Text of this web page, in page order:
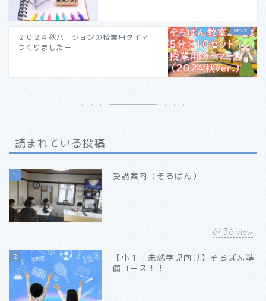
２０２４秋バージョンの授業用タイマー
つくりましたー！
読まれている投稿
1 受講案内（そろばん）
6436 view
2
【小１・未就学児向け】そろばん準
備コース！！